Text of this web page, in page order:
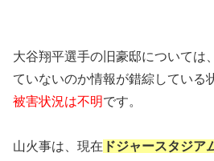
大谷翔平選手の旧豪邸については
ていないのか情報が錯綜している
被害状況は不明です。
山火事は、現在 ドジャースタジア